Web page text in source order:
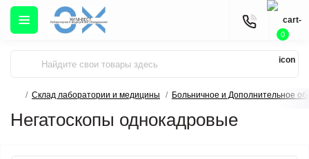
0
Склад лаборатории и медицины Больничное и Дополнительное
Негатоскопы однокадровые